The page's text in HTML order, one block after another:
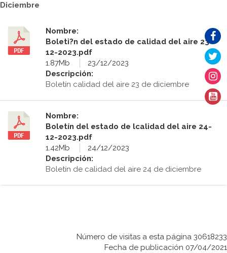
Diciembre
Nombre:
Boleti?n del estado de calidad del aire 23-
12-2023.pdf
1.87Mb
23/12/2023
Descripción:
Boletín calidad del aire 23 de diciembre
Nombre:
Boletín del estado de lcalidad del aire 24-
12-2023.pdf
1.42Mb
24/12/2023
Descripción:
Boletín de calidad del aire 24 de diciembre
Número de visitas a esta página 30618233
Fecha de publicación 07/04/2021